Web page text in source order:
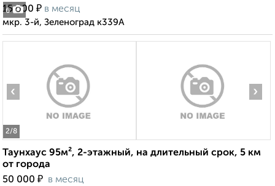
6
15 000 ₽ в месяц
мкр. 3-й, Зеленоград к339А
2/8
‹ ›
Таунхаус 95м², 2-этажный, на длительный срок, 5 км
от города
50 000 ₽ в месяц